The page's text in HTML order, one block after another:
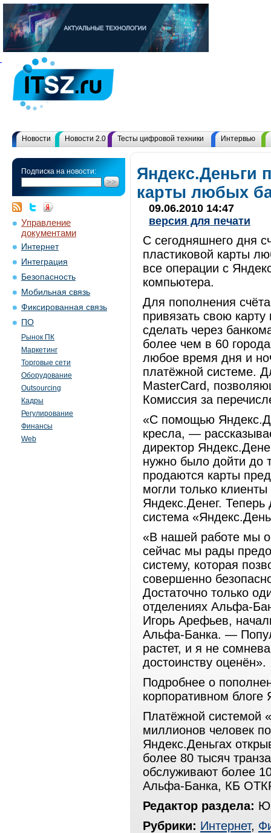
Новости Новости 2.0 Тесты цифровой техники Интервью
Подписка на новости:
Управление
документами
Интернет
Интеграция
Безопасность
Мобильная связь
Фиксированная связь
ПО
Рынок ПК
Маркетинг
Торговые сети
Оборудование
Outsourcing
Кадры
Регулирование
Финансы
Web
Яндекс.Деньги
карты любых
09.06.2010 14:47
версия для печати
С сегодняшнего дня
пластиковой карты
все операции с
компьютера.
Для пополнения
привязать свою
сделать через
более чем в 60
любое время дня и
платёжной системе.
MasterCard,
Комиссия за
«С помощью
кресла, —
директор
нужно было дойти до
продаются карты
могли только
Яндекс.Денег.
система
«В нашей работе мы
сейчас мы рады
систему, которая
совершенно
Достаточно только
отделениях Альфа-
Игорь Арефьев,
Альфа-Банка. —
растет, и я не
достоинству оценён».
Подробнее о
корпоративном блоге
Платёжной системой
миллионов человек
Яндекс.Деньгах
более 80 тысяч
обслуживают более
Альфа-Банка, КБ
Редактор раздела:
Рубрики: Интернет,